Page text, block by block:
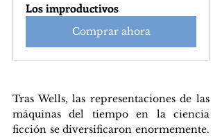
Los improductivos
Comprar ahora
Tras Wells, las representaciones de las
máquinas del tiempo en la ciencia
ficción se diversificaron enormemente.